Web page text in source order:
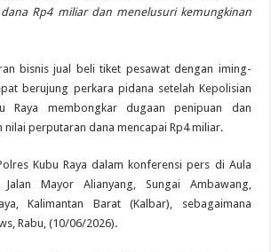
Rp4 miliar dan menelusuri kemungkinan
bisnis jual beli tiket pesawat dengan iming-
berujung perkara pidana setelah Kepolisian
Raya membongkar dugaan penipuan dan
perputaran dana mencapai Rp4 miliar.
Kubu Raya dalam konferensi pers di Aula
Mayor Alianyang, Sungai Ambawang,
Kalimantan Barat (Kalbar), sebagaimana
Rabu, (10/06/2026).